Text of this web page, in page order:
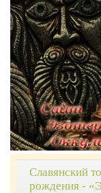
Славянский
рождения -